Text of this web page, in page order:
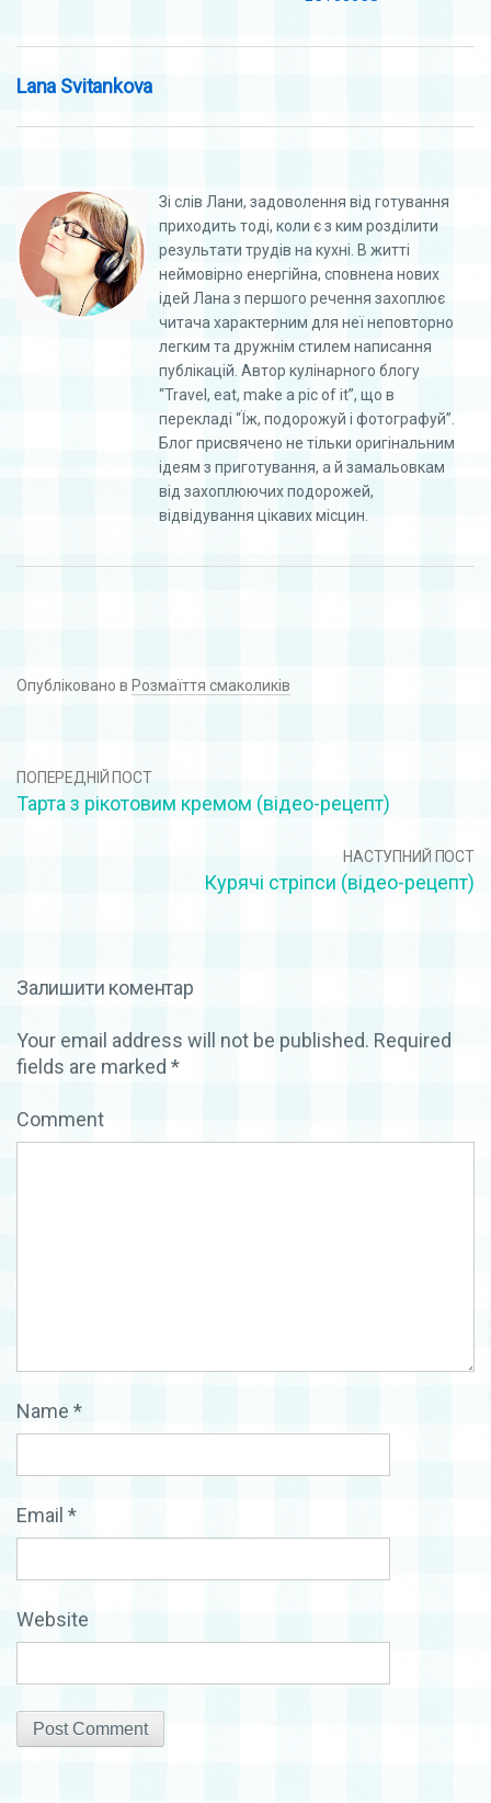
Lana Svitankova
Зі слів Лани, задоволення від готування
приходить тоді, коли є з ким розділити
результати трудів на кухні. В житті
неймовірно енергійна, сповнена нових
ідей Лана з першого речення захоплює
читача характерним для неї неповторно
легким та дружнім стилем написання
публікацій. Автор кулінарного блогу
“Travel, eat, make a pic of it”, що в
перекладі “Їж, подорожуй і фотографуй”.
Блог присвячено не тільки оригінальним
ідеям з приготування, а й замальовкам
від захоплюючих подорожей,
відвідування цікавих місцин.
Опубліковано в Розмаїття смаколиків
ПОПЕРЕДНІЙ ПОСТ
Taрта з рікотовим кремом (відео-рецепт)
НАСТУПНИЙ ПОСТ
Курячі стріпси (відео-рецепт)
Залишити коментар
Your email address will not be published. Required
fields are marked *
Comment
Name *
Email *
Website